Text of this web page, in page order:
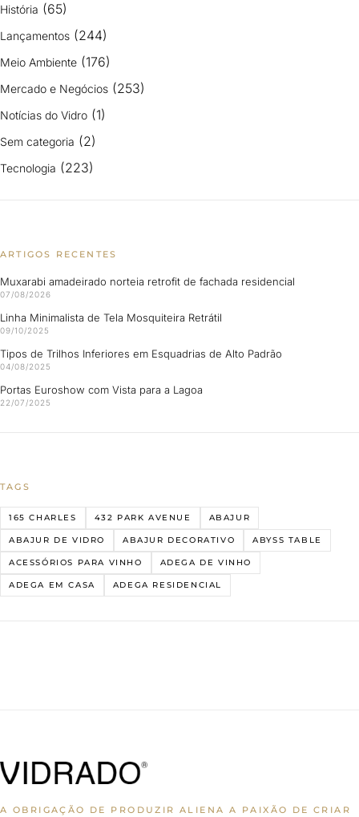
História (65)
Lançamentos (244)
Meio Ambiente (176)
Mercado e Negócios (253)
Notícias do Vidro (1)
Sem categoria (2)
Tecnologia (223)
ARTIGOS RECENTES
Muxarabi amadeirado norteia retrofit de fachada residencial
07/08/2026
Linha Minimalista de Tela Mosquiteira Retrátil
09/10/2025
Tipos de Trilhos Inferiores em Esquadrias de Alto Padrão
04/08/2025
Portas Euroshow com Vista para a Lagoa
22/07/2025
TAGS
165 CHARLES 432 PARK AVENUE ABAJUR
ABAJUR DE VIDRO ABAJUR DECORATIVO ABYSS TABLE
ACESSÓRIOS PARA VINHO ADEGA DE VINHO
ADEGA EM CASA ADEGA RESIDENCIAL
A OBRIGAÇÃO DE PRODUZIR ALIENA A PAIXÃO DE CRIAR